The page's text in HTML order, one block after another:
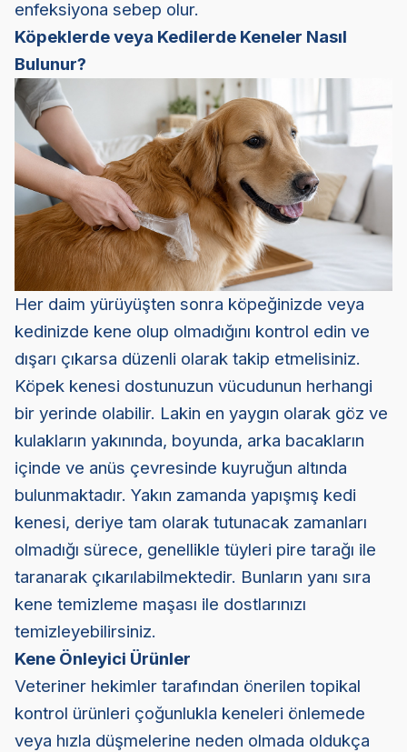
enfeksiyona sebep olur.
Köpeklerde veya Kedilerde Keneler Nasıl
Bulunur?
Her daim yürüyüşten sonra köpeğinizde veya
kedinizde kene olup olmadığını kontrol edin ve
dışarı çıkarsa düzenli olarak takip etmelisiniz.
Köpek kenesi dostunuzun vücudunun herhangi
bir yerinde olabilir. Lakin en yaygın olarak göz ve
kulakların yakınında, boyunda, arka bacakların
içinde ve anüs çevresinde kuyruğun altında
bulunmaktadır. Yakın zamanda yapışmış kedi
kenesi, deriye tam olarak tutunacak zamanları
olmadığı sürece, genellikle tüyleri pire tarağı ile
taranarak çıkarılabilmektedir. Bunların yanı sıra
kene temizleme maşası ile dostlarınızı
temizleyebilirsiniz.
Kene Önleyici Ürünler
Veteriner hekimler tarafından önerilen topikal
kontrol ürünleri çoğunlukla keneleri önlemede
veya hızla düşmelerine neden olmada oldukça